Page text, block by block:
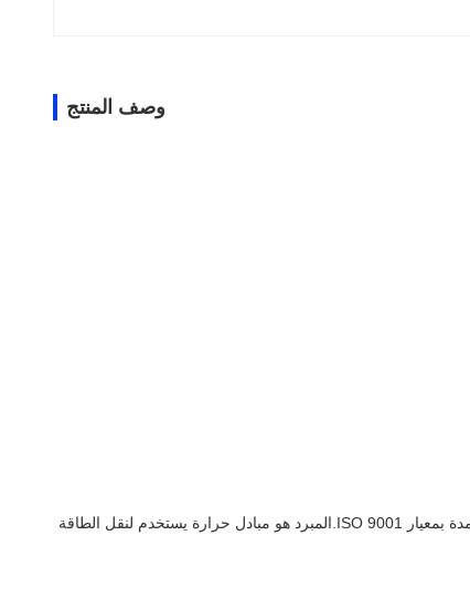
وصف المنتج
نظام المحرك أجزاء هو نظام محرك متقدم وموثوق به مصمم لاستخدامه مع كل من محركات البنزين والديزل. وهي مصنوعة من معدن عالي الجودة ومعتمدة بمعيار ISO 9001.المبرد هو مبادل حرارة يستخدم لنقل الطاقة